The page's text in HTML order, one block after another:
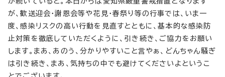
が、歓送迎会・謝恩会等や花見・春祭り等の行事では、いま一
度、感染リスクの高い行動を見直すとともに、基本的な感染防
止対策を徹底していただくように、引き続き、ご協力をお願い
します。まあ、あのう、分かりやすいこと言やぁ、どんちゃん騒ぎ
は引き続き、まあ、気持ちの中でも避けてくださいよというこ